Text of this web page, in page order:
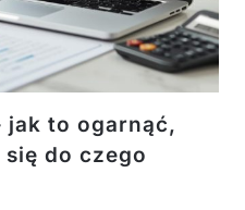
jak to ogarnąć,
się do czego